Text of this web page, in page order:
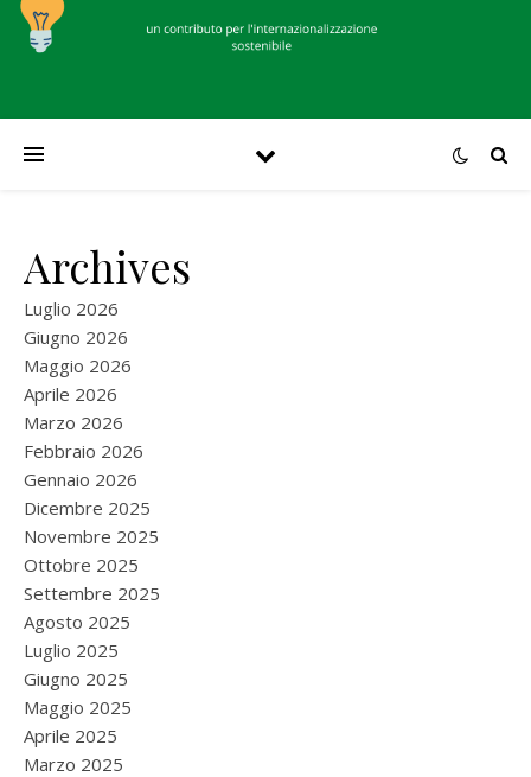
Archives
Luglio 2026
Giugno 2026
Maggio 2026
Aprile 2026
Marzo 2026
Febbraio 2026
Gennaio 2026
Dicembre 2025
Novembre 2025
Ottobre 2025
Settembre 2025
Agosto 2025
Luglio 2025
Giugno 2025
Maggio 2025
Aprile 2025
Marzo 2025